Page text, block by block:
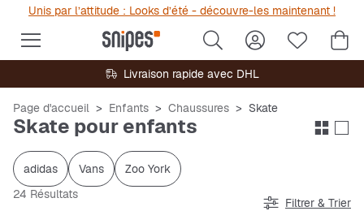
Unis par l’attitude : Looks d’été - découvre-les maintenant !
Livraison rapide avec DHL
Page d'accueil Enfants Chaussures Skate
Skate pour enfants
adidas Vans
Zoo York
24 Résultats
Filtrer & Trier